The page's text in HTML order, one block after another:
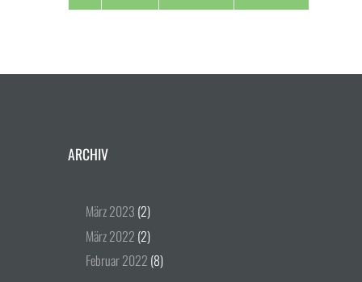
ARCHIV
März2023 (2)
März2022 (2)
Februar2022 (8)